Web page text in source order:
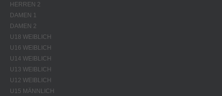
HERREN 2
DAMEN 1
DAMEN 2
U18 WEIBLICH
U16 WEIBLICH
U14 WEIBLICH
U13 WEIBLICH
U12 WEIBLICH
U15 MÄNNLICH